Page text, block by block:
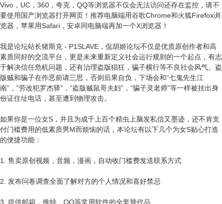
Vivo，UC，360，夸克，QQ等浏览器不仅会无法访问还存在监控，请不
要使用国产浏览器打开网页！推荐电脑端用谷歌Chrome和火狐Firefox浏
览器，苹果用Safari，安卓同电脑端再加一个X浏览器！
我是论坛站长猪斯克 - P1SLAVE，侃胡姬论坛不仅是优质原创作者和高
素质同好的交流平台，更是未来重新定义社会运行规则的一个起点，有志
于解决信任危机问题，还有治理盗版猖狂，骗子横行等不良社会风气。盗
版贼和骗子在作恶前请三思，否则后果自负，下场会和“七鬼先生江
南”，“劳改犯罗杰驿”，“盗版贼鼠哥夫妇”，“骗子灵老师”等一样被挂出身
份证住址电话，甚至遭到物理攻击。
如果你是一位女S，并且为成千上百个精虫上脑发私信又墨迹，还不肯支
付门槛费用的低素质男M而烦恼的话，本论坛有以下几个为女S贴心打造
的便捷功能：
1. 售卖原创视频，音频，漫画，自动收门槛费发送联系方式
2. 发布问卷调查全面了解对方的个人情况和喜好禁忌
3. 提供邮箱，推特，QQ等常用软件的全套替代品